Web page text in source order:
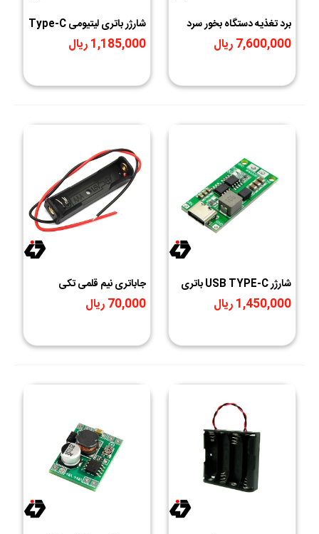
برد تغذیه دستگاه بخور سرد
۳۴ تا ۳۶ ولت
7,600,000 ریال
شارژر باتری لیتیومی Type-C
دوسیم گرد روپنلی مهره خور
1,185,000 ریال
شارژر USB TYPE-C باتری
های لیتیومی 4 سل 4 آمپر
1,450,000 ریال
جاباتری نیم قلمی تکی
70,000 ریال